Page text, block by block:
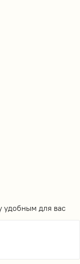
удобным для вас